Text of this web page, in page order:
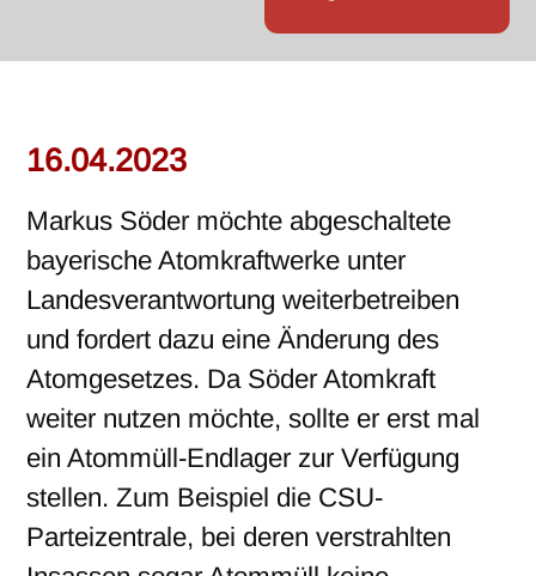
16.04.2023
Markus Söder möchte abgeschaltete
bayerische Atomkraftwerke unter
Landesverantwortung weiterbetreiben
und fordert dazu eine Änderung des
Atomgesetzes. Da Söder Atomkraft
weiter nutzen möchte, sollte er erst mal
ein Atommüll-Endlager zur Verfügung
stellen. Zum Beispiel die CSU-
Parteizentrale, bei deren verstrahlten